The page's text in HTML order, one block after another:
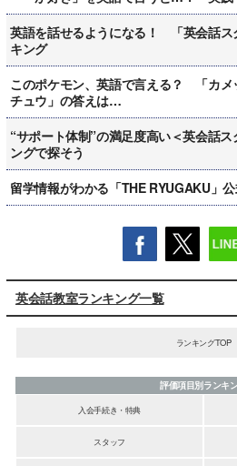
英語を話せるようになる！ 「英会話ス
キング
このポケモン、英語で言える？ 「カメ
チュウ」の答えは…
“サポート体制”の満足度高い＜英会話
ングで探そう
留学情報がわかる「THE RYUGAKU」
英会話教室ランキング一覧
ランキングTOP
評価項目別ランキ
入会手続き・特典
スタッフ